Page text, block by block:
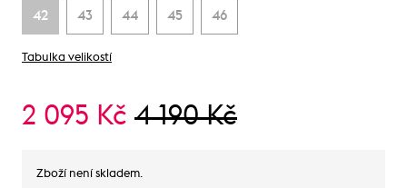
42 43 44 45 46
Tabulka velikostí
2 095 Kč 4 190 Kč
Zboží není skladem.